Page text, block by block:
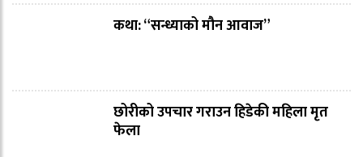
कथा: “सन्ध्याको मौन आवाज”
छोरीको उपचार गराउन हिडेकी महिला मृत
फेला